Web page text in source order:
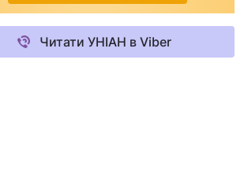
Читати УНІАН в Viber